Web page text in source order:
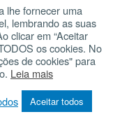
na cruz
crucificaram-
e outro à esquerda.
lhe fornecer uma
lembrando as suas
clicar em “Aceitar
os cookies. No
de cookies" para
Leia mais
Aceitar todos